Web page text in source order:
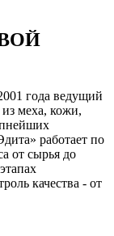
года ведущий
меха, кожи,
работает по
от сырья до
качества - от